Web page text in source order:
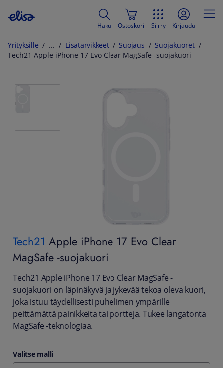
Haku Ostoskori Siirry Kirjaudu
Yrityksille Lisätarvikkeet Suojaus
Suojakuoret
Tech21 Apple iPhone 17 Evo Clear MagSafe -suojakuori
Tech21 Apple iPhone 17 Evo Clear
MagSafe -suojakuori
Tech21 Apple iPhone 17 Evo Clear MagSafe -
suojakuori on läpinäkyvä ja jykevää tekoa oleva kuori,
joka istuu täydellisesti puhelimen ympärille
peittämättä painikkeita tai portteja. Tukee langatonta
MagSafe -teknologiaa.
Valitse malli